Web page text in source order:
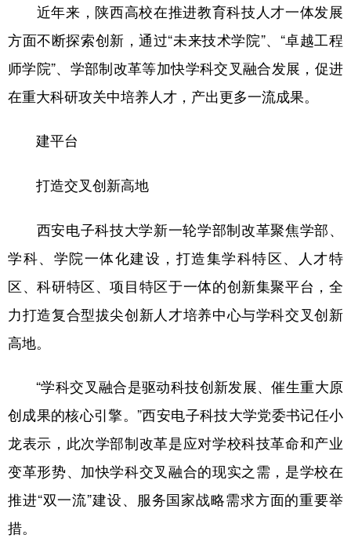
近年来，陕西高校在推进教育科技人才一体发展
方面不断探索创新，通过“未来技术学院”、“卓越工程
师学院”、学部制改革等加快学科交叉融合发展，促进
在重大科研攻关中培养人才，产出更多一流成果。
建平台
打造交叉创新高地
西安电子科技大学新一轮学部制改革聚焦学部、
学科、学院一体化建设，打造集学科特区、人才特
区、科研特区、项目特区于一体的创新集聚平台，全
力打造复合型拔尖创新人才培养中心与学科交叉创新
高地。
“学科交叉融合是驱动科技创新发展、催生重大原
创成果的核心引擎。”西安电子科技大学党委书记任小
龙表示，此次学部制改革是应对学校科技革命和产业
变革形势、加快学科交叉融合的现实之需，是学校在
推进“双一流”建设、服务国家战略需求方面的重要举
措。